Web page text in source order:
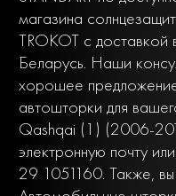
магазина
TROKOT с доставкой
Беларусь. Наши
хорошее
автошторки для
Qashqai (1) (2006-
электронную почту
29 1051160. Также,